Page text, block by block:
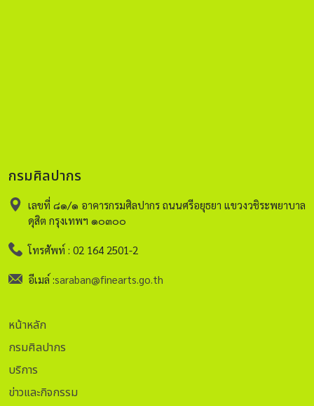
กรมศิลปากร
เลขที่ ๘๑/๑ อาคารกรมศิลปากร ถนนศรีอยุธยา แขวงวชิระพยาบาล
ดุสิต กรุงเทพฯ ๑๐๓๐๐
โทรศัพท์ : 02 164 2501-2
อีเมล์ :saraban@finearts.go.th
หน้าหลัก
กรมศิลปากร
บริการ
ข่าวและกิจกรรม